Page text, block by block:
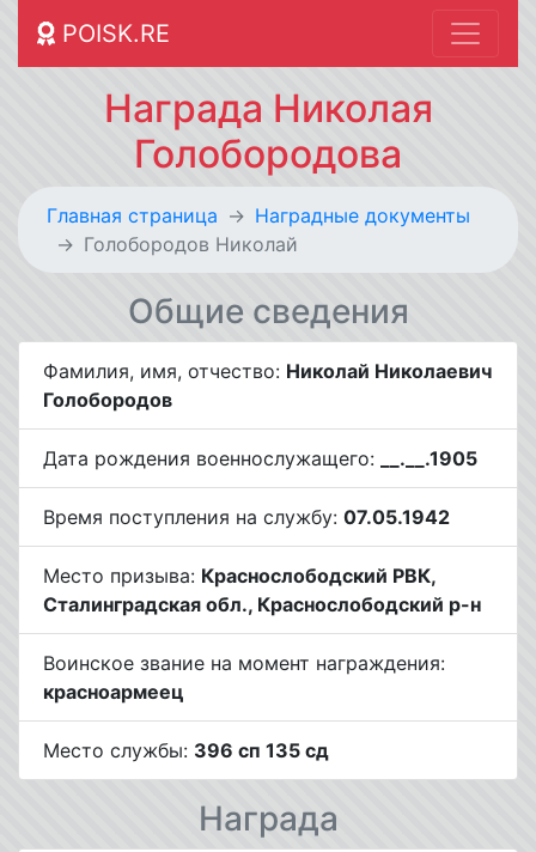
POISK.RE
Награда Николая
Голобородова
Главная страница
Наградные документы
Голобородов Николай
Общие сведения
Фамилия, имя, отчество: Николай Николаевич
Голобородов
Дата рождения военнослужащего: __.__.1905
Время поступления на службу: 07.05.1942
Место призыва: Краснослободский РВК,
Сталинградская обл., Краснослободский р-н
Воинское звание на момент награждения:
красноармеец
Место службы: 396 сп 135 сд
Награда